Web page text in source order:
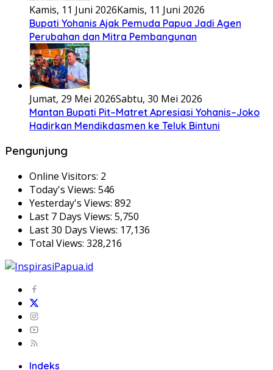
Kamis, 11 Juni 2026Kamis, 11 Juni 2026
Bupati Yohanis Ajak Pemuda Papua Jadi Agen
Perubahan dan Mitra Pembangunan
Jumat, 29 Mei 2026Sabtu, 30 Mei 2026
Mantan Bupati Pit–Matret Apresiasi Yohanis–Joko
Hadirkan Mendikdasmen ke Teluk Bintuni
Pengunjung
Online Visitors: 2
Today's Views: 546
Yesterday's Views: 892
Last 7 Days Views: 5,750
Last 30 Days Views: 17,136
Total Views: 328,216
Indeks